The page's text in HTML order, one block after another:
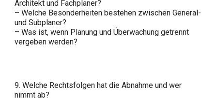
Architekt und Fachplaner?
– Welche Besonderheiten bestehen zwischen General-
und Subplaner?
– Was ist, wenn Planung und Überwachung getrennt
vergeben werden?
9. Welche Rechtsfolgen hat die Abnahme und wer
nimmt ab?